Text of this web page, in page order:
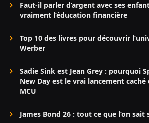
Faut-il parler d’argent avec ses
vraiment l’éducation financière
Top 10 des livres pour découvrir
Werber
Sadie Sink est Jean Grey : pourquoi
New Day est le vrai lancement caché
MCU
James Bond 26 : tout ce que l’on